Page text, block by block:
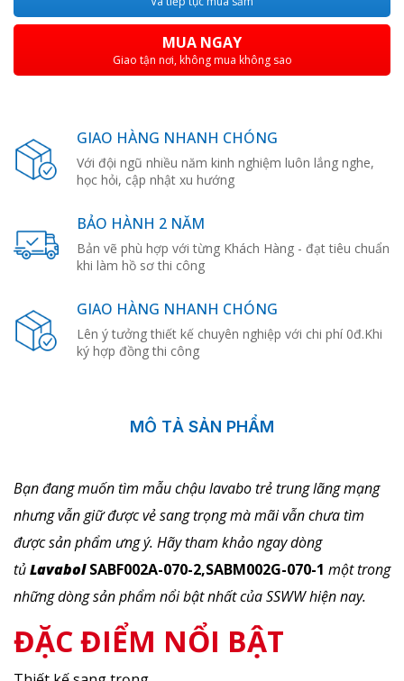
MUA NGAY
Giao tận nơi, không mua không sao
GIAO HÀNG NHANH CHÓNG
Với đội ngũ nhiều năm kinh nghiệm luôn lắng nghe,
học hỏi, cập nhật xu hướng
BẢO HÀNH 2 NĂM
Bản vẽ phù hợp với từng Khách Hàng - đạt tiêu chuẩn
khi làm hồ sơ thi công
GIAO HÀNG NHANH CHÓNG
Lên ý tưởng thiết kế chuyên nghiệp với chi phí 0đ.Khi
ký hợp đồng thi công
MÔ TẢ SẢN PHẨM
Bạn đang muốn tìm mẫu chậu lavabo trẻ trung lãng mạng
nhưng vẫn giữ được vẻ sang trọng mà mãi vẫn chưa tìm
được sản phẩm ưng ý. Hãy tham khảo ngay dòng
tủLavabolSABF002A-070-2,SABM002G-070-1 một trong
những dòng sản phẩm nổi bật nhất của SSWW hiện nay.
ĐẶC ĐIỂM NỔI BẬT